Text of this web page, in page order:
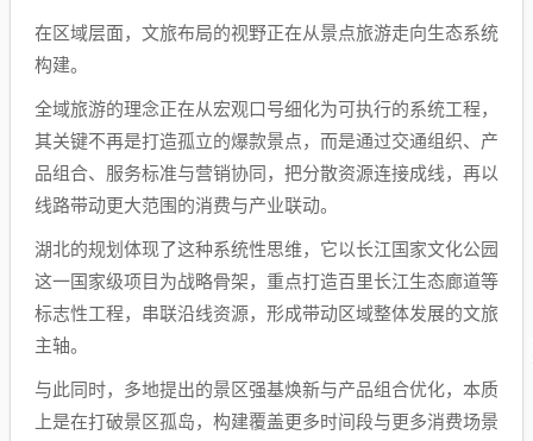
在区域层面，文旅布局的视野正在从景点旅游走向生态系统
构建。
全域旅游的理念正在从宏观口号细化为可执行的系统工程，
其关键不再是打造孤立的爆款景点，而是通过交通组织、产
品组合、服务标准与营销协同，把分散资源连接成线，再以
线路带动更大范围的消费与产业联动。
湖北的规划体现了这种系统性思维，它以长江国家文化公园
这一国家级项目为战略骨架，重点打造百里长江生态廊道等
标志性工程，串联沿线资源，形成带动区域整体发展的文旅
主轴。
与此同时，多地提出的景区强基焕新与产品组合优化，本质
上是在打破景区孤岛，构建覆盖更多时间段与更多消费场景